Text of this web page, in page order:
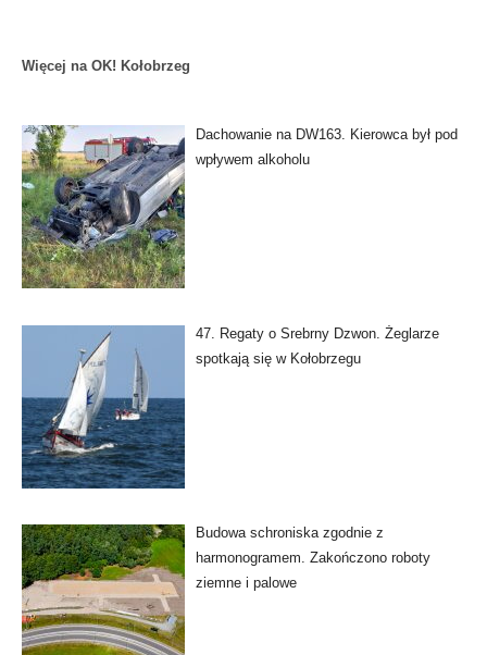
Więcej na OK! Kołobrzeg
Dachowanie na DW163. Kierowca był pod
wpływem alkoholu
47. Regaty o Srebrny Dzwon. Żeglarze
spotkają się w Kołobrzegu
Budowa schroniska zgodnie z
harmonogramem. Zakończono roboty
ziemne i palowe